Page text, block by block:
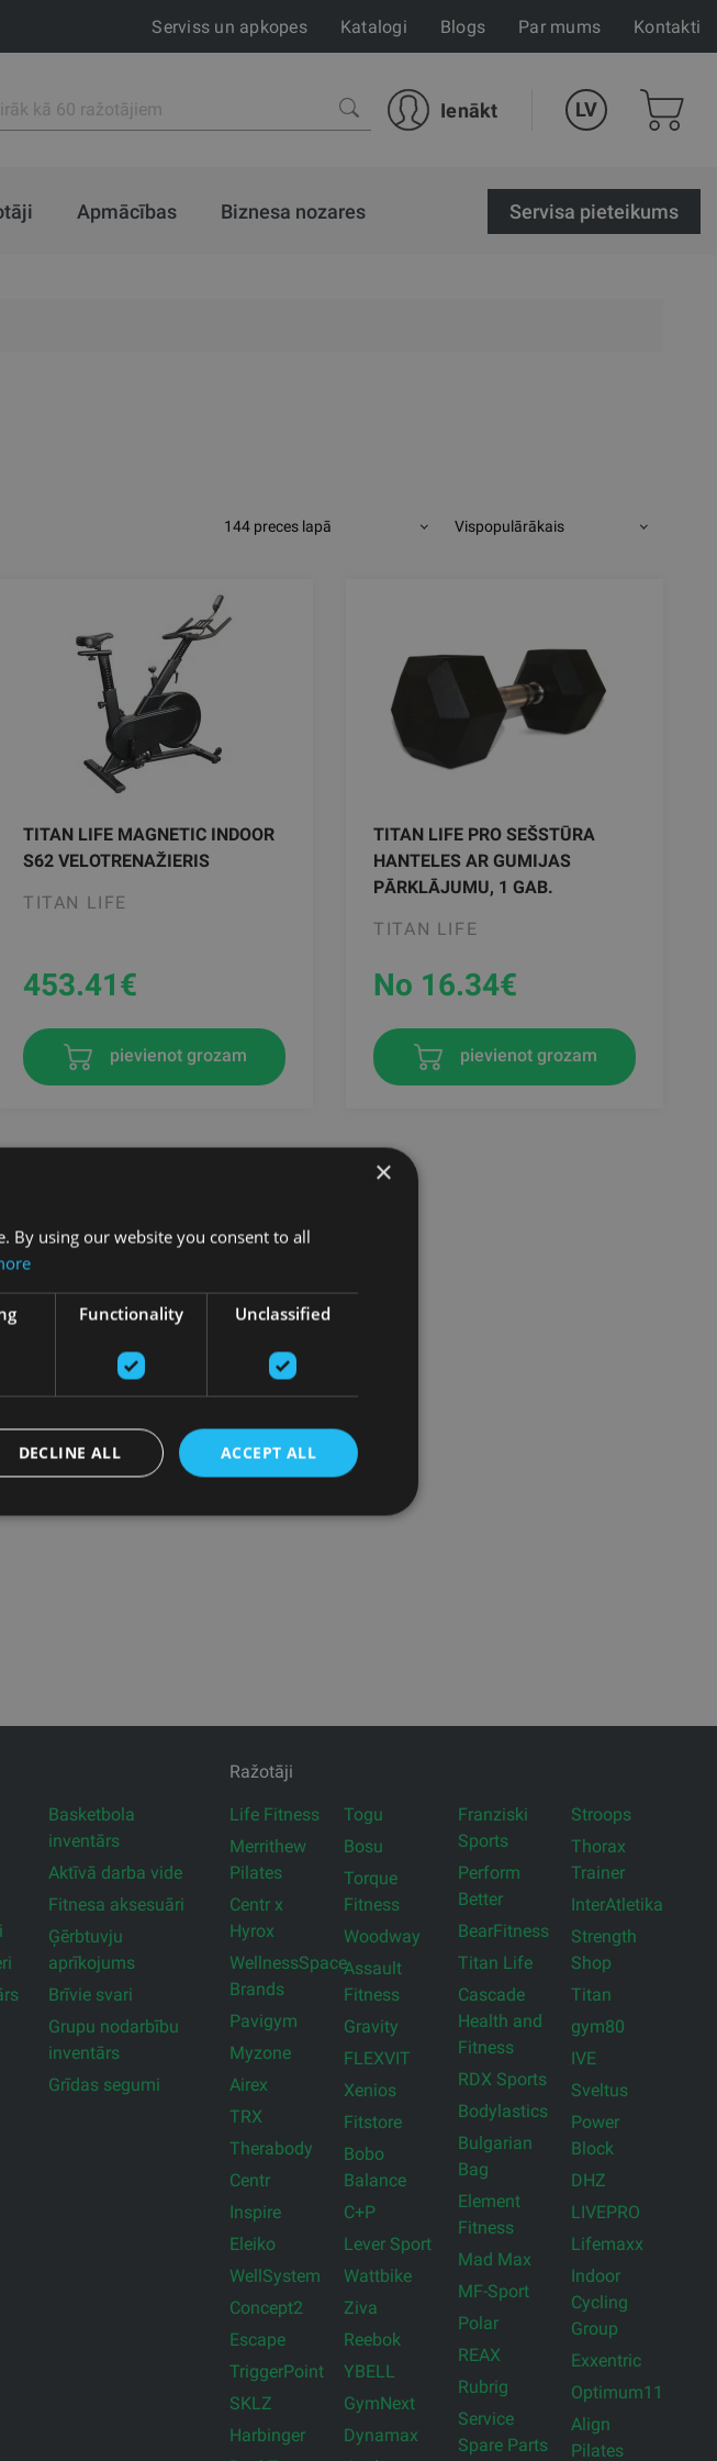
Serviss un apkopes Katalogi Blogs Par mums Kontakti
Ienākt LV
Apmācības Biznesa nozares Servisa pieteikums
144 preces lapā Vispopulārākais
TITAN LIFE MAGNETIC INDOOR
S62 VELOTRENAŽIERIS
TITAN LIFE
453.41€
pievienot grozam
TITAN LIFE PRO SEŠSTŪRA
HANTELES AR GUMIJAS
PĀRKLĀJUMU, 1 GAB.
TITAN LIFE
No 16.34€
pievienot grozam
Basketbola
inventārs
Aktīvā darba vide
Fitnesa aksesuāri
Ģērbtuvju
aprīkojums
Brīvie svari
Grupu nodarbību
inventārs
Grīdas segumi
Ražotāji
Life Fitness
Merrithew
Pilates
Centr x
Hyrox
WellnessSpace
Brands
Pavigym
Myzone
Airex
TRX
Therabody
Centr
Inspire
Eleiko
WellSystem
Concept2
Escape
TriggerPoint
SKLZ
Harbinger
Togu
Bosu
Torque
Fitness
Woodway
Assault
Fitness
Gravity
FLEXVIT
Xenios
Fitstore
Bobo
Balance
C+P
Lever Sport
Wattbike
Ziva
Reebok
YBELL
GymNext
Dynamax
Franziski
Sports
Perform
Better
BearFitness
Titan Life
Cascade
Health and
Fitness
RDX Sports
Bodylastics
Bulgarian
Bag
Element
Fitness
Mad Max
MF-Sport
Polar
REAX
Rubrig
Service
Spare Parts
Stroops
Thorax
Trainer
InterAtletika
Strength
Shop
Titan
gym80
IVE
Sveltus
Power
Block
DHZ
LIVEPRO
Lifemaxx
Indoor
Cycling
Group
Exxentric
Optimum11
Align
Pilates
×
By using our website you consent to all
Functionality Unclassified
ACCEPT ALL
DECLINE ALL